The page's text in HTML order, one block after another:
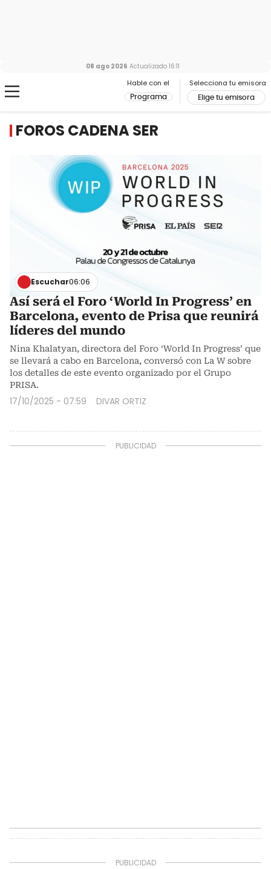
Hable con el
Programa
Selecciona tu emisora
Elige tu emisora
08 ago 2026 Actualizado 16:11
FOROS CADENA SER
Escuchar06:06
Así será el Foro ‘World In Progress’ en
Barcelona, evento de Prisa que reunirá
líderes del mundo
Nina Khalatyan, directora del Foro ‘World In Progress’ que
se llevará a cabo en Barcelona, conversó con La W sobre
los detalles de este evento organizado por el Grupo
PRISA.
17/10/2025 - 07:59 DIVAR ORTIZ